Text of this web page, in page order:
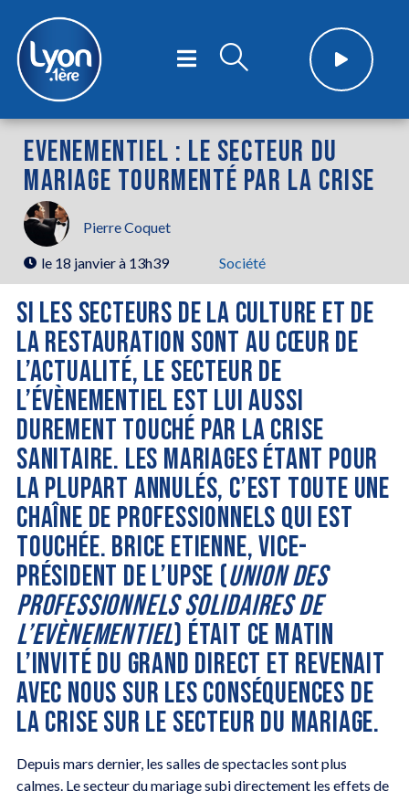
EVENEMENTIEL : LE SECTEUR DU
MARIAGE TOURMENTÉ PAR LA CRISE
Pierre Coquet
le 18 janvier à 13h39 Société
SI LES SECTEURS DE LA CULTURE ET DE
LA RESTAURATION SONT AU CŒUR DE
L’ACTUALITÉ, LE SECTEUR DE
L’ÉVÈNEMENTIEL EST LUI AUSSI
DUREMENT TOUCHÉ PAR LA CRISE
SANITAIRE. LES MARIAGES ÉTANT POUR
LA PLUPART ANNULÉS, C’EST TOUTE UNE
CHAÎNE DE PROFESSIONNELS QUI EST
TOUCHÉE. BRICE ETIENNE, VICE-
PRÉSIDENT DE L’UPSE (UNION DES
PROFESSIONNELS SOLIDAIRES DE
L’EVÈNEMENTIEL) ÉTAIT CE MATIN
L’INVITÉ DU GRAND DIRECT ET REVENAIT
AVEC NOUS SUR LES CONSÉQUENCES DE
LA CRISE SUR LE SECTEUR DU MARIAGE.
Depuis mars dernier, les salles de spectacles sont plus
calmes. Le secteur du mariage subi directement les effets de